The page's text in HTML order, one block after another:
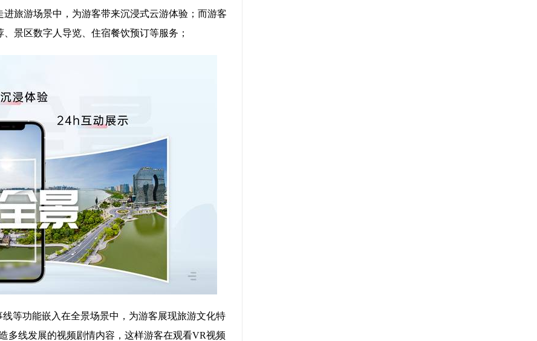
旅游场景中，为游客带来沉浸式云游体验；而游客
景区数字人导览、住宿餐饮预订等服务；
等功能嵌入在全景场景中，为游客展现旅游文化特
多线发展的视频剧情内容，这样游客在观看VR视频